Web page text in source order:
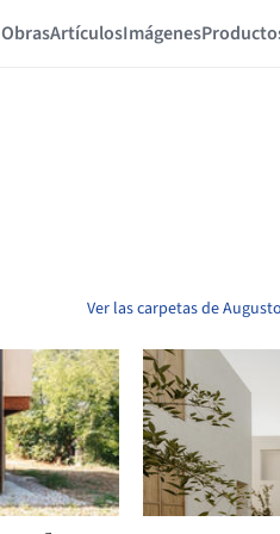
ObrasArtículosImágenes
Ver las carpetas de